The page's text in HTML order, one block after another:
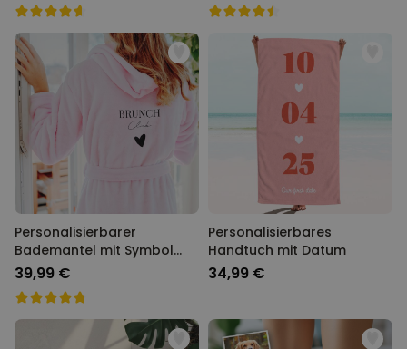
Personalisierbarer
Bademantel mit Symbol
und Text
39,99 €
Personalisierbares
Handtuch mit Datum
34,99 €